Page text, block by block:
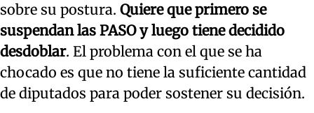
sobre su postura. Quiere que primero se
suspendan las PASO y luego tiene decidido
desdoblar. El problema con el que se ha
chocado es que no tiene la suficiente cantidad
de diputados para poder sostener su decisión.